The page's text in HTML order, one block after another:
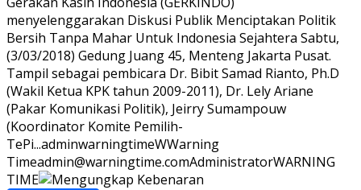
menyelenggarakan Diskusi Publik Menciptakan Politik
Bersih Tanpa Mahar Untuk Indonesia Sejahtera Sabtu,
(3/03/2018) Gedung Juang 45, Menteng Jakarta Pusat.
Tampil sebagai pembicara Dr. Bibit Samad Rianto, Ph.D
(Wakil Ketua KPK tahun 2009-2011), Dr. Lely Ariane
(Pakar Komunikasi Politik), Jeirry Sumampouw
(Koordinator Komite Pemilih-
TePi...adminwarningtimeWWarning
Timeadmin@warningtime.comAdministratorWARNING
TIME